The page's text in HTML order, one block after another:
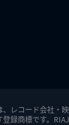
、レコード会社・
登録商標です。